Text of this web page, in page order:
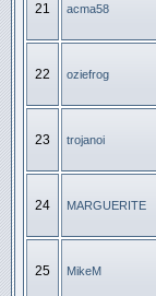
21 acma58
22 oziefrog
23 trojanoi
24 MARGUERITE
25 MikeM